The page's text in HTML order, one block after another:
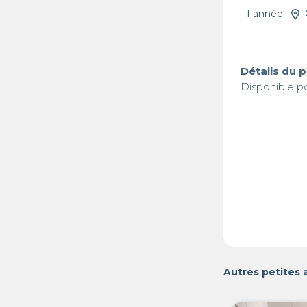
1 année
Détails du
Disponible
Autres petites